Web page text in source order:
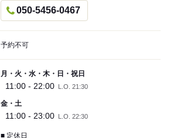
050-5456-0467
予約不可
月・火・水・木・日・祝日
11:00 - 22:00 L.O. 21:30
金・土
11:00 - 23:00 L.O. 22:30
■ 定休日